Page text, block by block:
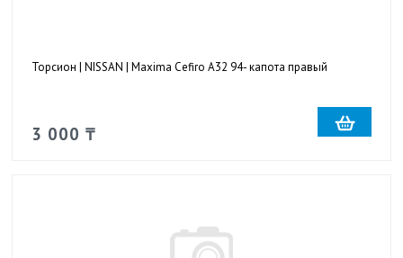
Торсион | NISSAN | Maxima Cefiro A32 94- капота правый
3 000 ₸